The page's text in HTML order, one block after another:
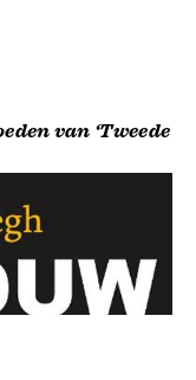
van ‘Tweede